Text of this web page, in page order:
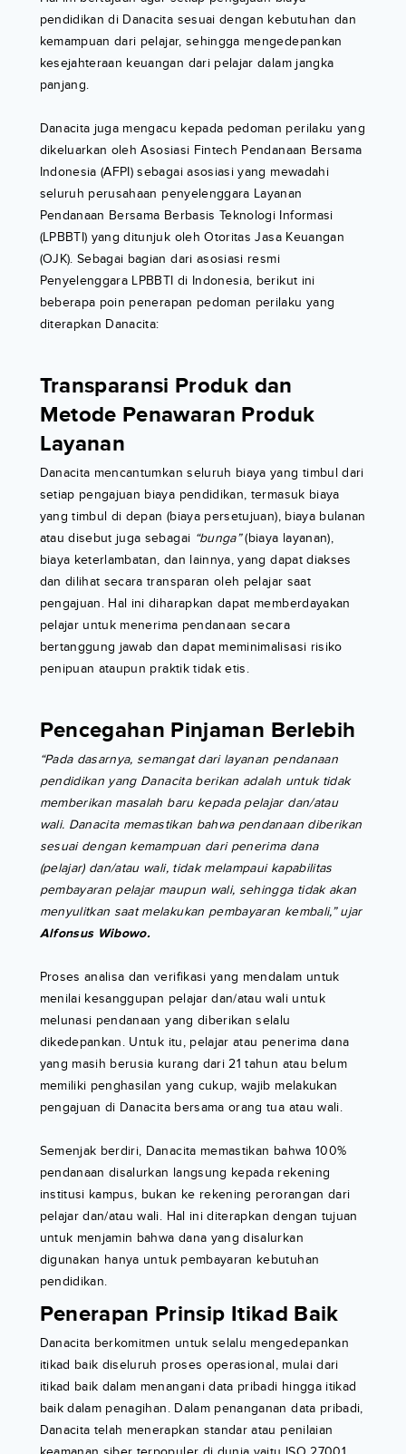
pendidikan di Danacita sesuai dengan kebutuhan dan
kemampuan dari pelajar, sehingga mengedepankan
kesejahteraan keuangan dari pelajar dalam jangka
panjang.
Danacita juga mengacu kepada pedoman perilaku yang
dikeluarkan oleh Asosiasi Fintech Pendanaan Bersama
Indonesia (AFPI) sebagai asosiasi yang mewadahi
seluruh perusahaan penyelenggara Layanan
Pendanaan Bersama Berbasis Teknologi Informasi
(LPBBTI) yang ditunjuk oleh Otoritas Jasa Keuangan
(OJK). Sebagai bagian dari asosiasi resmi
Penyelenggara LPBBTI di Indonesia, berikut ini
beberapa poin penerapan pedoman perilaku yang
diterapkan Danacita:
Transparansi Produk dan
Metode Penawaran Produk
Layanan
Danacita mencantumkan seluruh biaya yang timbul dari
setiap pengajuan biaya pendidikan, termasuk biaya
yang timbul di depan (biaya persetujuan), biaya bulanan
atau disebut juga sebagai “bunga”(biaya layanan),
biaya keterlambatan, dan lainnya, yang dapat diakses
dan dilihat secara transparan oleh pelajar saat
pengajuan. Hal ini diharapkan dapat memberdayakan
pelajar untuk menerima pendanaan secara
bertanggung jawab dan dapat meminimalisasi risiko
penipuan ataupun praktik tidak etis.
Pencegahan Pinjaman Berlebih
“Pada dasarnya, semangat dari layanan pendanaan
pendidikan yang Danacita berikan adalah untuk tidak
memberikan masalah baru kepada pelajar dan/atau
wali. Danacita memastikan bahwa pendanaan diberikan
sesuai dengan kemampuan dari penerima dana
(pelajar) dan/atau wali, tidak melampaui kapabilitas
pembayaran pelajar maupun wali, sehingga tidak akan
menyulitkan saat melakukan pembayaran kembali,” ujar
Alfonsus Wibowo.
Proses analisa dan verifikasi yang mendalam untuk
menilai kesanggupan pelajar dan/atau wali untuk
melunasi pendanaan yang diberikan selalu
dikedepankan. Untuk itu, pelajar atau penerima dana
yang masih berusia kurang dari 21 tahun atau belum
memiliki penghasilan yang cukup, wajib melakukan
pengajuan di Danacita bersama orang tua atau wali.
Semenjak berdiri, Danacita memastikan bahwa 100%
pendanaan disalurkan langsung kepada rekening
institusi kampus, bukan ke rekening perorangan dari
pelajar dan/atau wali. Hal ini diterapkan dengan tujuan
untuk menjamin bahwa dana yang disalurkan
digunakan hanya untuk pembayaran kebutuhan
pendidikan.
Penerapan Prinsip Itikad Baik
Danacita berkomitmen untuk selalu mengedepankan
itikad baik diseluruh proses operasional, mulai dari
itikad baik dalam menangani data pribadi hingga itikad
baik dalam penagihan. Dalam penanganan data pribadi,
Danacita telah menerapkan standar atau penilaian